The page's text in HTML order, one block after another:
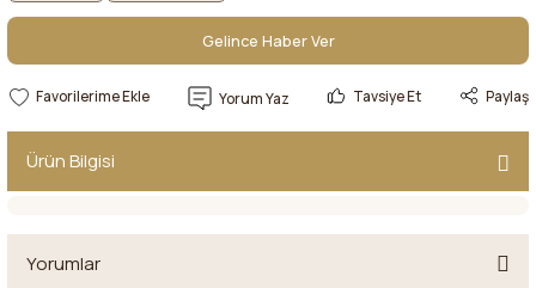
Gelince Haber Ver
Gelince Haber Ver
Yorum Yaz Tavsiye Et Paylaş
Ürün Bilgisi
Yorumlar